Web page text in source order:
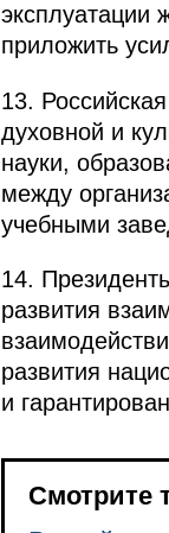
эксплуатации
приложить
13.
духовной и
науки,
между
учебными
14.
развития
развития
и
Смотрите